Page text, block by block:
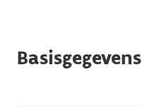
Basisgegevens